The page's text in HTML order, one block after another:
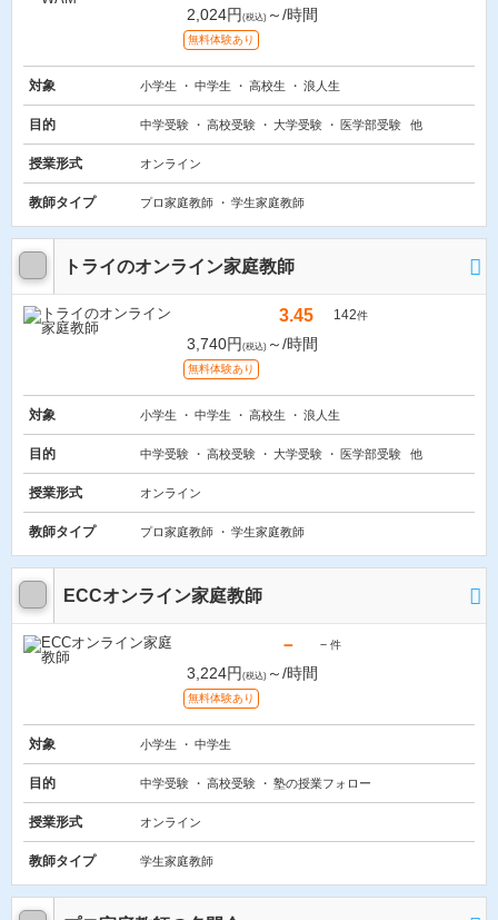
2,024円 (税込) ～/時間
無料体験あり
対象 小学生 中学生 高校生 浪人生
目的 中学受験 高校受験 大学受験 医学部受験 他
授業形式 オンライン
教師タイプ プロ家庭教師 学生家庭教師
トライのオンライン家庭教師
3.45 142件
3,740円 (税込) ～/時間
無料体験あり
対象 小学生 中学生 高校生 浪人生
目的 中学受験 高校受験 大学受験 医学部受験 他
授業形式 オンライン
教師タイプ プロ家庭教師 学生家庭教師
ECCオンライン家庭教師
－ － 件
3,224円 (税込) ～/時間
無料体験あり
対象 小学生 中学生
目的 中学受験 高校受験 塾の授業フォロー
授業形式 オンライン
教師タイプ 学生家庭教師